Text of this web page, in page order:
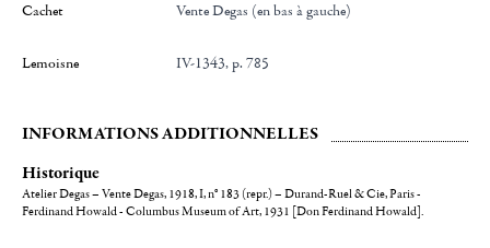
Cachet Vente Degas (en bas à gauche)
Lemoisne IV-1343, p. 785
INFORMATIONS ADDITIONNELLES
Historique
Atelier Degas – Vente Degas, 1918, I, n° 183 (repr.) – Durand-Ruel & Cie, Paris -
Ferdinand Howald - Columbus Museum of Art, 1931 [Don Ferdinand Howald].